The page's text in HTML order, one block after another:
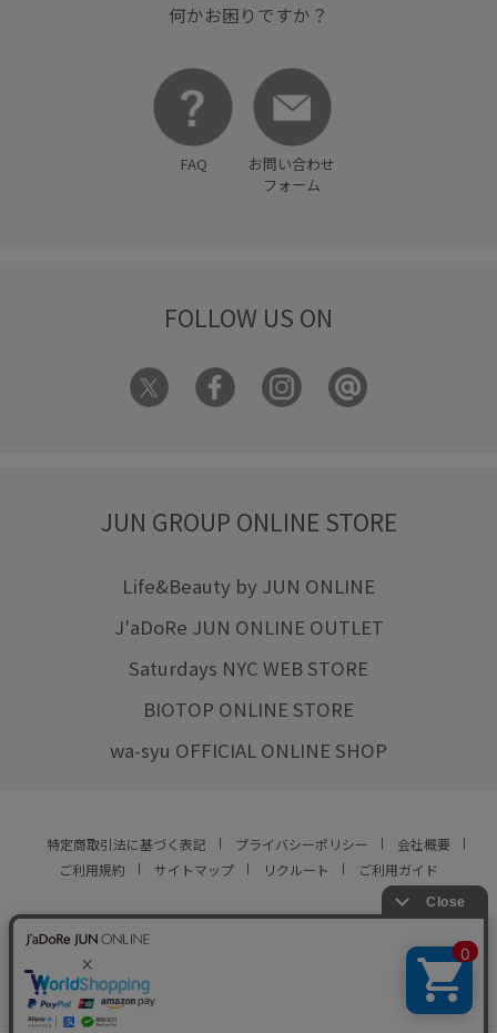
何かお困りですか？
FAQ
お問い合わせ
フォーム
FOLLOW US ON
JUN GROUP ONLINE STORE
Life&Beauty by JUN ONLINE
J'aDoRe JUN ONLINE OUTLET
Saturdays NYC WEB STORE
BIOTOP ONLINE STORE
wa-syu OFFICIAL ONLINE SHOP
特定商取引法に基づく表記 プライバシーポリシー
会社概要
ご利用規約
サイトマップ リクルート ご利用ガイド
© JUN CO.,LTD. ALL RIGHTS RESERVED.